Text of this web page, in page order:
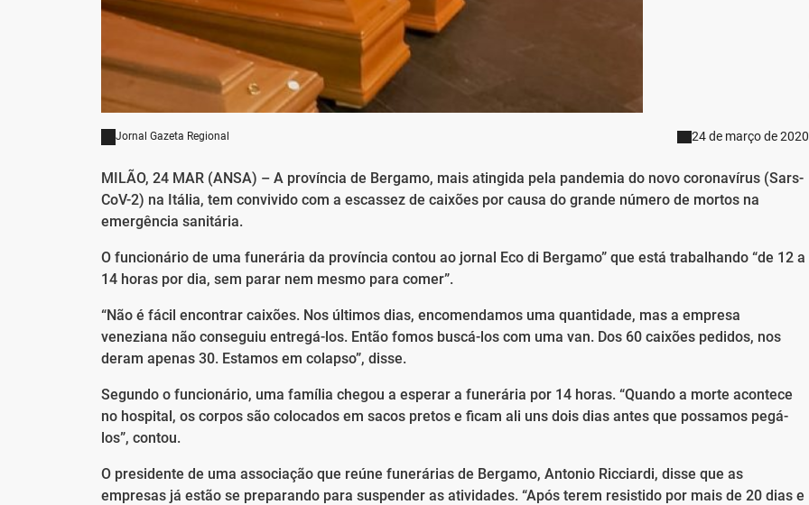
Jornal Gazeta Regional 24 de março de 2020
MILÃO, 24 MAR (ANSA) – A província de Bergamo, mais atingida pela pandemia do novo coronavírus (Sars-
CoV-2) na Itália, tem convivido com a escassez de caixões por causa do grande número de mortos na
emergência sanitária.
O funcionário de uma funerária da província contou ao jornal Eco di Bergamo” que está trabalhando “de 12 a
14 horas por dia, sem parar nem mesmo para comer”.
“Não é fácil encontrar caixões. Nos últimos dias, encomendamos uma quantidade, mas a empresa
veneziana não conseguiu entregá-los. Então fomos buscá-los com uma van. Dos 60 caixões pedidos, nos
deram apenas 30. Estamos em colapso”, disse.
Segundo o funcionário, uma família chegou a esperar a funerária por 14 horas. “Quando a morte acontece
no hospital, os corpos são colocados em sacos pretos e ficam ali uns dois dias antes que possamos pegá-
los”, contou.
O presidente de uma associação que reúne funerárias de Bergamo, Antonio Ricciardi, disse que as
empresas já estão se preparando para suspender as atividades. “Após terem resistido por mais de 20 dias e